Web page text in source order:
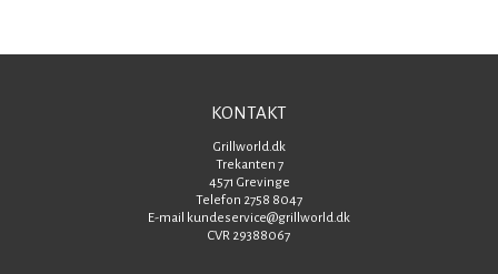
KONTAKT
Grillworld.dk
Trekanten 7
4571 Grevinge
Telefon 2758 8047
E-mail kundeservice@grillworld.dk
CVR 29388067